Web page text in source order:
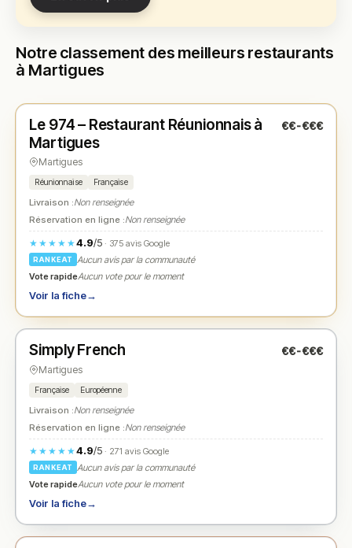
Notre classement des meilleurs restaurants
à Martigues
★ N° 1
Le 974 – Restaurant Réunionnais à
Martigues
€€-€€€
Martigues
Réunionnaise Française
Livraison :Non renseignée
Réservation en ligne :Non renseignée
★★★★★4.9/5· 375 avis Google
RANKEAT
Aucun avis par la communauté
Vote rapideAucun vote pour le moment
Voir la fiche→
★ N° 2
Simply French €€-€€€
Martigues
Française Européenne
Livraison :Non renseignée
Réservation en ligne :Non renseignée
★★★★★4.9/5· 271 avis Google
RANKEAT
Aucun avis par la communauté
Vote rapideAucun vote pour le moment
Voir la fiche→